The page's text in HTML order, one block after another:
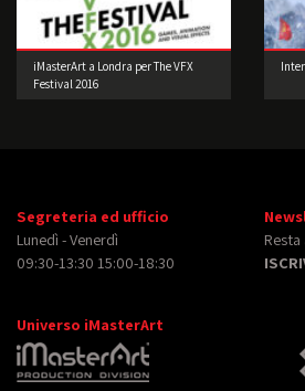
iMasterArt a Londra per The VFX
Festival 2016
Segreteria ed ufficio
Lunedì - Venerdì
09:30-13:30 15:00-18:30
Universo iMasterArt